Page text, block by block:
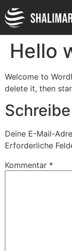
Hello
Welcome to
delete it, then
Deine E-Mail-
Erforderliche
Kommentar *